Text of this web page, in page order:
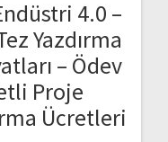
4.0 –
Yazdırma
– Ödev
Proje
Ücretleri